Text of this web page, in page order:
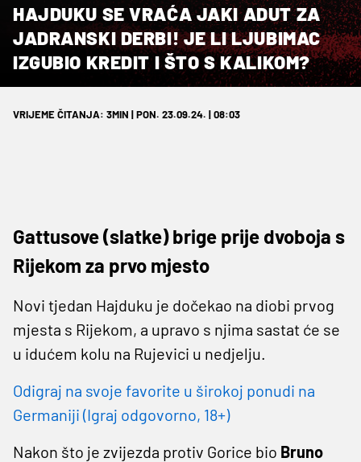
HAJDUKU SE VRAĆA JAKI ADUT ZA
JADRANSKI DERBI! JE LI LJUBIMAC
IZGUBIO KREDIT I ŠTO S KALIKOM?
VRIJEME ČITANJA: 3MIN | PON. 23.09.24. | 08:03
Gattusove (slatke) brige prije dvoboja s
Rijekom za prvo mjesto
Novi tjedan Hajduku je dočekao na diobi prvog
mjesta s Rijekom, a upravo s njima sastat će se
u idućem kolu na Rujevici u nedjelju.
Odigraj na svoje favorite u širokoj ponudi na
Germaniji (Igraj odgovorno, 18+)
Nakon što je zvijezda protiv Gorice bio Bruno